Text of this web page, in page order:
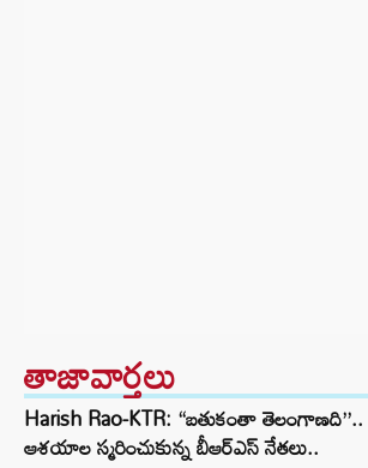
తాజావార్తలు
Harish Rao-KTR: “బతుకంతా
ఆశయాల స్మరించుకున్న బీఆర్ఎస్ నేతలు..